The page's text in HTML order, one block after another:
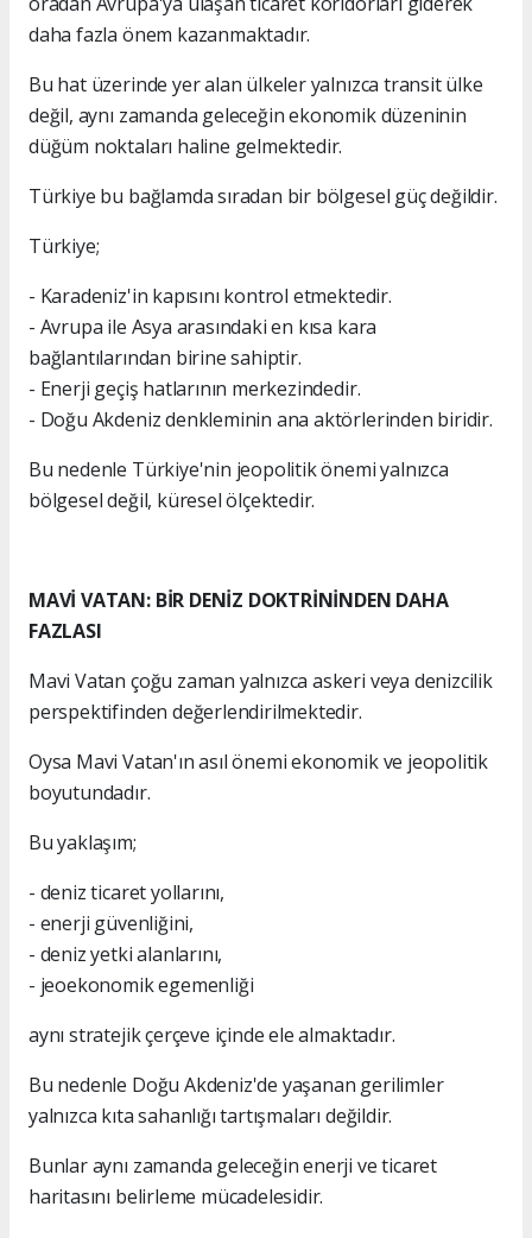
daha fazla önem kazanmaktadır.
Bu hat üzerinde yer alan ülkeler yalnızca transit ülke
değil, aynı zamanda geleceğin ekonomik düzeninin
düğüm noktaları haline gelmektedir.
Türkiye bu bağlamda sıradan bir bölgesel güç değildir.
Türkiye;
- Karadeniz'in kapısını kontrol etmektedir.
- Avrupa ile Asya arasındaki en kısa kara
bağlantılarından birine sahiptir.
- Enerji geçiş hatlarının merkezindedir.
- Doğu Akdeniz denkleminin ana aktörlerinden biridir.
Bu nedenle Türkiye'nin jeopolitik önemi yalnızca
bölgesel değil, küresel ölçektedir.
MAVİ VATAN: BİR DENİZ DOKTRİNİNDEN DAHA
FAZLASI
Mavi Vatan çoğu zaman yalnızca askeri veya denizcilik
perspektifinden değerlendirilmektedir.
Oysa Mavi Vatan'ın asıl önemi ekonomik ve jeopolitik
boyutundadır.
Bu yaklaşım;
- deniz ticaret yollarını,
- enerji güvenliğini,
- deniz yetki alanlarını,
- jeoekonomik egemenliği
aynı stratejik çerçeve içinde ele almaktadır.
Bu nedenle Doğu Akdeniz'de yaşanan gerilimler
yalnızca kıta sahanlığı tartışmaları değildir.
Bunlar aynı zamanda geleceğin enerji ve ticaret
haritasını belirleme mücadelesidir.